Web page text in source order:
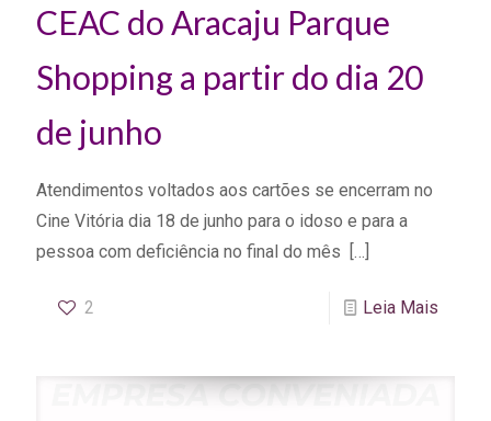
CEAC do Aracaju Parque
Shopping a partir do dia 20
de junho
Atendimentos voltados aos cartões se encerram no
Cine Vitória dia 18 de junho para o idoso e para a
pessoa com deficiência no final do mês […]
2 Leia Mais